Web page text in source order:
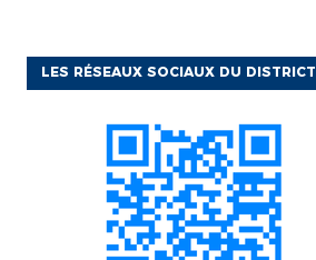
LES RÉSEAUX SOCIAUX DU DISTRICT